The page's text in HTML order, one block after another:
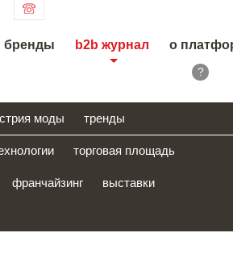
бренды b2b журнал о
?
моды тренды
торговая площадь
франчайзинг выставки